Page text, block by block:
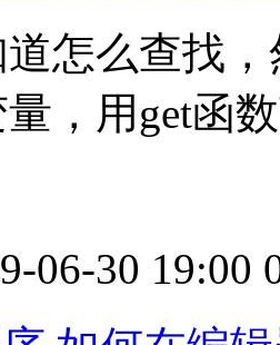
怎么查找
，用get函
06-30 19:00